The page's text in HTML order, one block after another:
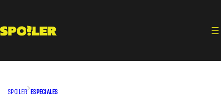
contenido
SPOILER ESPECIALES